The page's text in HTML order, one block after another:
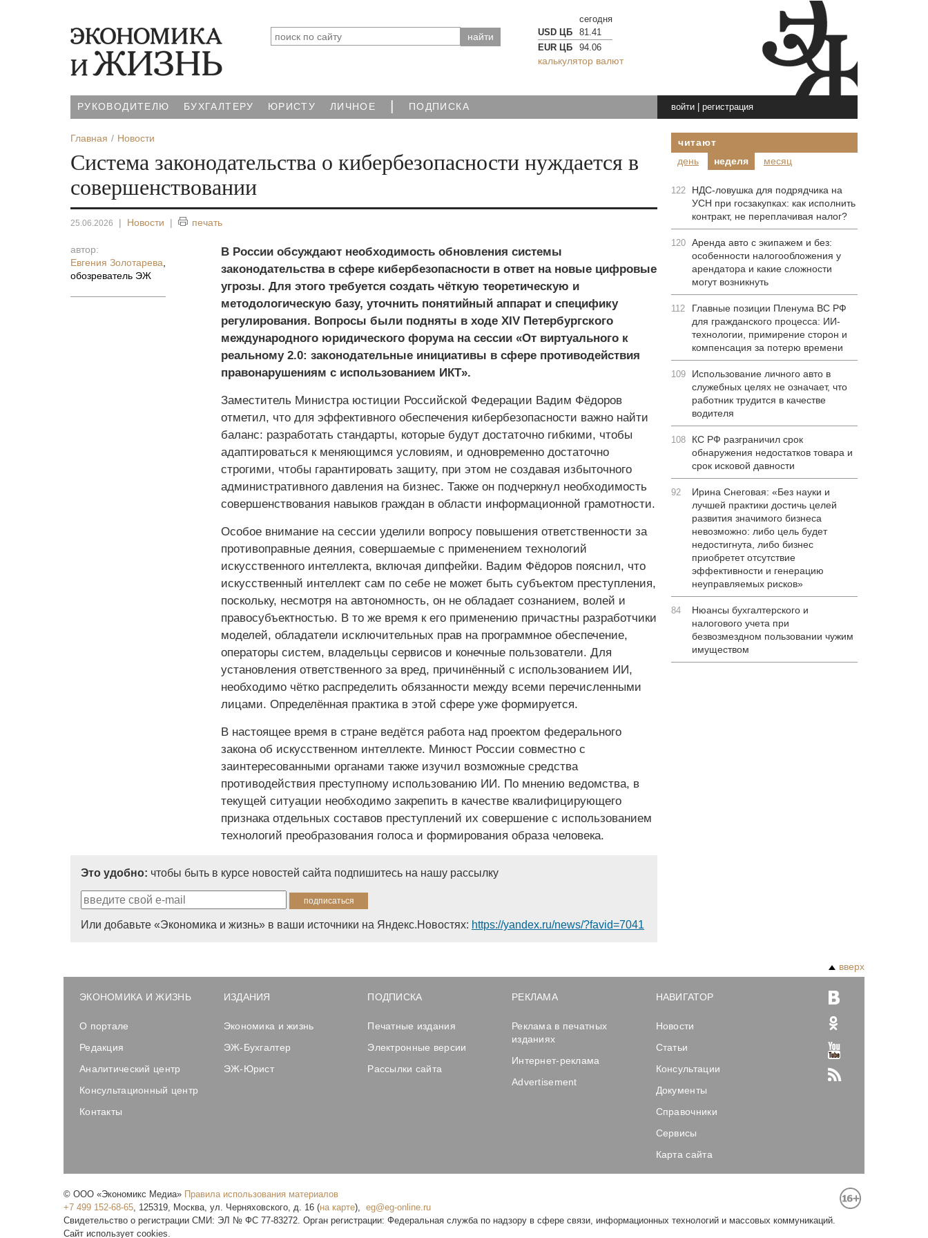
сегодня
USD ЦБ
81.41
EUR ЦБ
94.06
калькулятор валют
РУКОВОДИТЕЛЮ БУХГАЛТЕРУ ЮРИСТУ ЛИЧНОЕ | ПОДПИСКА войти| регистрация
Главная Новости
Система законодательства о кибербезопасности нуждается в
совершенствовании
25.06.2026 | Новости | печать
автор:
Евгения Золотарева
обозреватель ЭЖ
В России обсуждают необходимость обновления системы
законодательства в сфере кибербезопасности в ответ на новые цифровые
угрозы. Для этого требуется создать чёткую теоретическую и
методологическую базу, уточнить понятийный аппарат и специфику
регулирования. Вопросы были подняты в ходе XIV Петербургского
международного юридического форума на сессии «От виртуального к
реальному 2.0: законодательные инициативы в сфере противодействия
правонарушениям с использованием ИКТ».
Заместитель Министра юстиции Российской Федерации Вадим Фёдоров
отметил, что для эффективного обеспечения кибербезопасности важно найти
баланс: разработать стандарты, которые будут достаточно гибкими, чтобы
адаптироваться к меняющимся условиям, и одновременно достаточно
строгими, чтобы гарантировать защиту, при этом не создавая избыточного
административного давления на бизнес. Также он подчеркнул необходимость
совершенствования навыков граждан в области информационной грамотности.
Особое внимание на сессии уделили вопросу повышения ответственности за
противоправные деяния, совершаемые с применением технологий
искусственного интеллекта, включая дипфейки. Вадим Фёдоров пояснил, что
искусственный интеллект сам по себе не может быть субъектом преступления,
поскольку, несмотря на автономность, он не обладает сознанием, волей и
правосубъектностью. В то же время к его применению причастны разработчики
моделей, обладатели исключительных прав на программное обеспечение,
операторы систем, владельцы сервисов и конечные пользователи. Для
установления ответственного за вред, причинённый с использованием ИИ,
необходимо чётко распределить обязанности между всеми перечисленными
лицами. Определённая практика в этой сфере уже формируется.
В настоящее время в стране ведётся работа над проектом федерального
закона об искусственном интеллекте. Минюст России совместно с
заинтересованными органами также изучил возможные средства
противодействия преступному использованию ИИ. По мнению ведомства, в
текущей ситуации необходимо закрепить в качестве квалифицирующего
признака отдельных составов преступлений их совершение с использованием
технологий преобразования голоса и формирования образа человека.
Это удобно: чтобы быть в курсе новостей сайта подпишитесь на нашу рассылку
Или добавьте «Экономика и жизнь» в ваши источники на Яндекс.Новостях: https://yandex.ru/news/?favid=7041
читают
день
неделя месяц
122
НДС-ловушка для подрядчика на
УСН при госзакупках: как исполнить
контракт, не переплачивая налог?
120 Аренда авто с экипажем и без:
особенности налогообложения у
арендатора и какие сложности
могут возникнуть
112
Главные позиции Пленума ВС РФ
для гражданского процесса: ИИ-
технологии, примирение сторон и
компенсация за потерю времени
109
Использование личного авто в
служебных целях не означает, что
работник трудится в качестве
водителя
108
КС РФ разграничил срок
обнаружения недостатков товара и
срок исковой давности
92
Ирина Снеговая: «Без науки и
лучшей практики достичь целей
развития значимого бизнеса
невозможно: либо цель будет
недостигнута, либо бизнес
приобретет отсутствие
эффективности и генерацию
неуправляемых рисков»
84
Нюансы бухгалтерского и
налогового учета при
безвозмездном пользовании чужим
имуществом
вверх
ЭКОНОМИКА И ЖИЗНЬ
О портале
Редакция
Аналитический центр
Консультационный центр
Контакты
ИЗДАНИЯ
Экономика и жизнь
ЭЖ-Бухгалтер
ЭЖ-Юрист
ПОДПИСКА
Печатные издания
Электронные версии
Рассылки сайта
РЕКЛАМА
Реклама в печатных
изданиях
Интернет-реклама
Advertisement
НАВИГАТОР
Новости
Статьи
Консультации
Документы
Справочники
Сервисы
Карта сайта
© ООО «Экономикс Медиа» Правила использования материалов
+7 499 152-68-65, 125319, Москва, ул. Черняховского, д. 16 (на карте),
Свидетельство о регистрации СМИ: ЭЛ № ФС 77-83272. Орган регистрации: Федеральная служба по надзору в сфере связи, информационных технологий и массовых коммуникаций.
Сайт использует cookies.